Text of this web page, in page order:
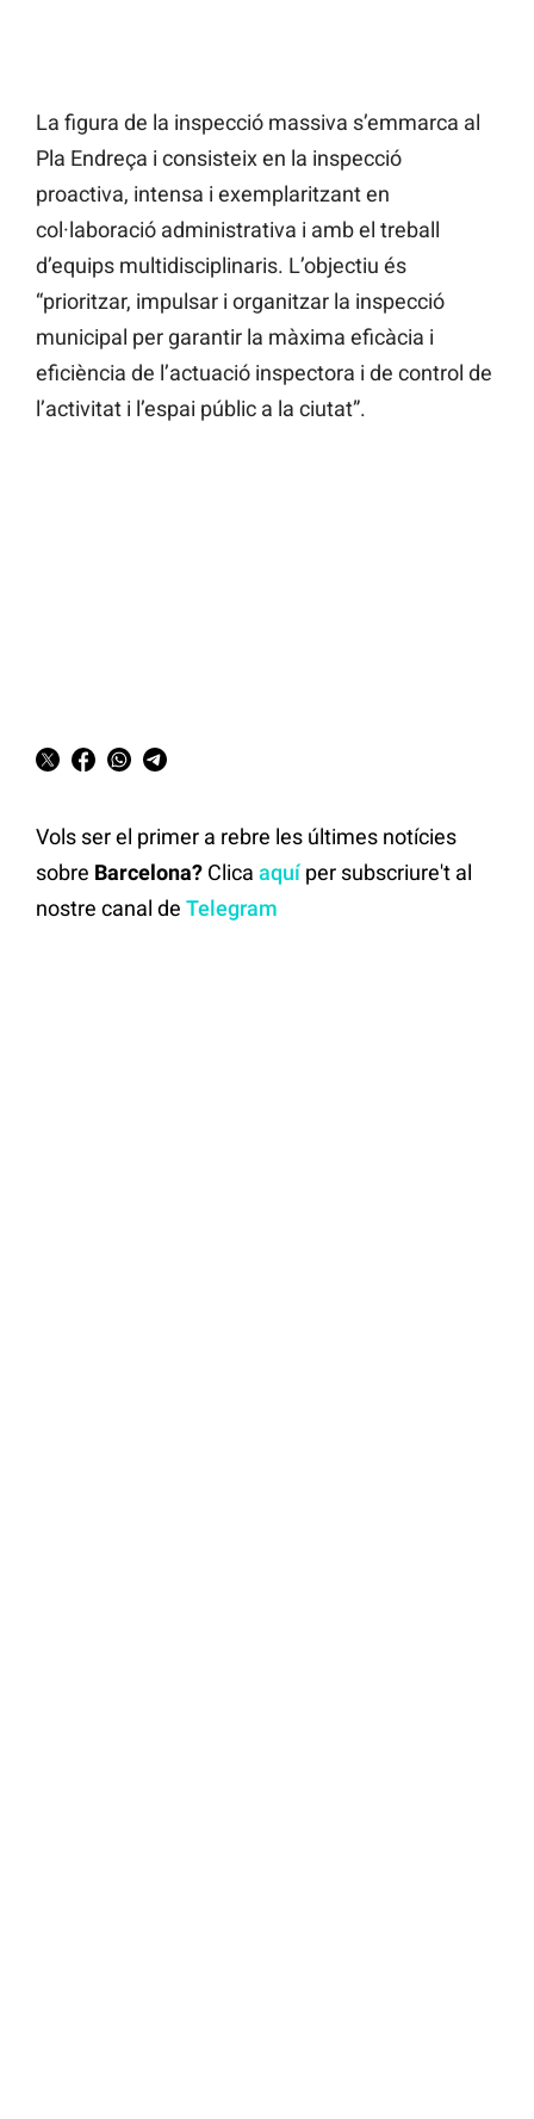
La figura de la inspecció massiva s’emmarca al
Pla Endreça i consisteix en la inspecció
proactiva, intensa i exemplaritzant en
col·laboració administrativa i amb el treball
d’equips multidisciplinaris. L’objectiu és
“prioritzar, impulsar i organitzar la inspecció
municipal per garantir la màxima eficàcia i
eficiència de l’actuació inspectora i de control de
l’activitat i l’espai públic a la ciutat”.
Vols ser el primer a rebre les últimes notícies
sobre Barcelona? Clica aquíper subscriure't al
nostre canal de Telegram